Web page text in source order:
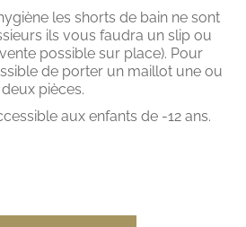
les shorts de bain ne sont
ils vous faudra un slip ou
possible sur place). Pour
de porter un maillot une ou
deux pièces.
aux enfants de -12 ans.